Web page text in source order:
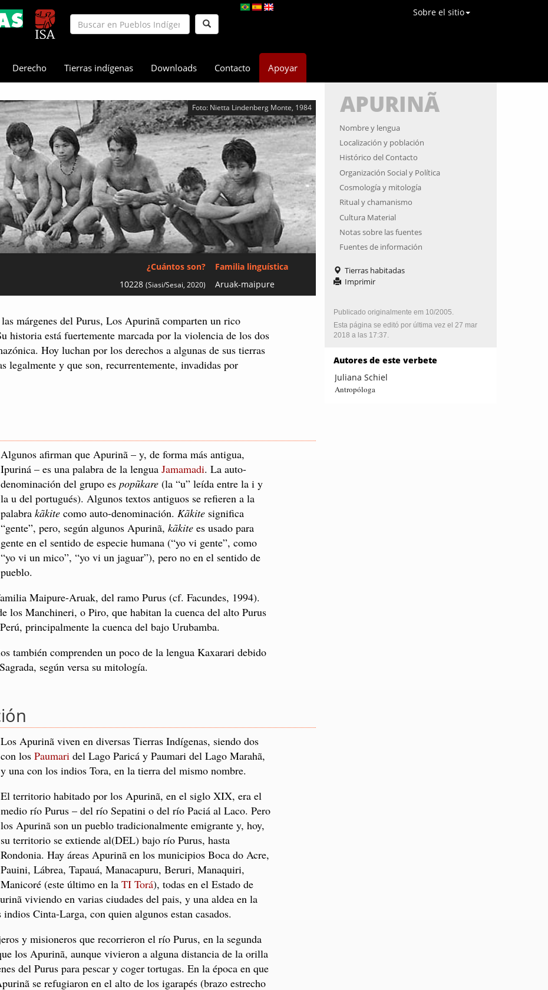
Sobre el sitio
Derecho Tierras indígenas Downloads Contacto Apoyar
Foto: Nietta Lindenberg Monte, 1984
¿Cuántos son?
10228(Siasi/Sesai, 2020)
Familia linguística
Aruak-maipure
márgenes del Purus, Los Apurinã comparten un rico
historia está fuertemente marcada por la violencia de los dos
Hoy luchan por los derechos a algunas de sus tierras
legalmente y que son, recurrentemente, invadidas por
Algunos afirman que Apurinã – y, de forma más antigua,
Ipuriná – es una palabra de la lengua Jamamadi. La auto-
denominación del grupo es popũkare (la “u” leída entre la i y
la u del portugués). Algunos textos antiguos se refieren a la
palabra kãkite como auto-denominación. Kãkite significa
“gente”, pero, según algunos Apurinã, kãkite es usado para
gente en el sentido de especie humana (“yo vi gente”, como
“yo vi un mico”, “yo vi un jaguar”), pero no en el sentido de
pueblo.
Maipure-Aruak, del ramo Purus (cf. Facundes, 1994).
los Manchineri, o Piro, que habitan la cuenca del alto Purus
principalmente la cuenca del bajo Urubamba.
también comprenden un poco de la lengua Kaxarari debido
según versa su mitología.
Los Apurinã viven en diversas Tierras Indígenas, siendo dos
con los Paumari del Lago Paricá y Paumari del Lago Marahã,
y una con los indios Tora, en la tierra del mismo nombre.
El territorio habitado por los Apurinã, en el siglo XIX, era el
medio río Purus – del río Sepatini o del río Paciá al Laco. Pero
los Apurinã son un pueblo tradicionalmente emigrante y, hoy,
su territorio se extiende al(DEL) bajo río Purus, hasta
Rondonia. Hay áreas Apurinã en los municipios Boca do Acre,
Pauini, Lábrea, Tapauá, Manacapuru, Beruri, Manaquiri,
Manicoré (este último en la TI Torá), todas en el Estado de
viviendo en varias ciudades del pais, y una aldea en la
indios Cinta-Larga, con quien algunos estan casados.
y misioneros que recorrieron el río Purus, en la segunda
los Apurinã, aunque vivieron a alguna distancia de la orilla
del Purus para pescar y coger tortugas. En la época en que
se refugiaron en el alto de los igarapés (brazo estrecho
APURINÃ
Nombre y lengua
Localización y población
Histórico del Contacto
Organización Social y Política
Cosmología y mitología
Ritual y chamanismo
Cultura Material
Notas sobre las fuentes
Fuentes de información
Tierras habitadas
Imprimir
Publicado originalmente em 10/2005.
Esta página se editó por última vez el 27 mar
2018 a las 17:37.
Autores de este verbete
Juliana Schiel
Antropóloga